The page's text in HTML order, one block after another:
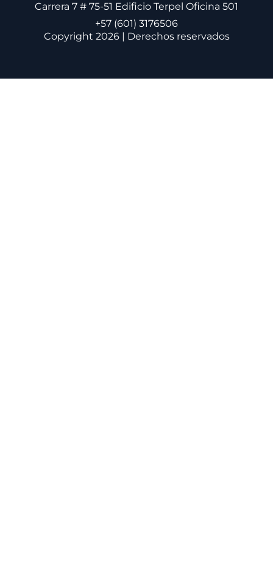
Carrera 7 # 75-51 Edificio Terpel Oficina 501
+57 (601) 3176506
Copyright 2026 | Derechos reservados